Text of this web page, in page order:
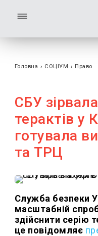
Головна › СОЦІУМ › Право
СБУ
терактів у
готувала
та ТРЦ
Служба безпеки
масштабній
здійснити серію
це повідомляє